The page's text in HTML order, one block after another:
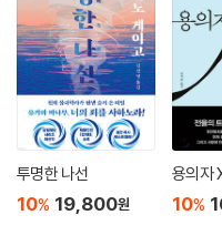
투명한 나선
10% 19,800원
용의자
10%